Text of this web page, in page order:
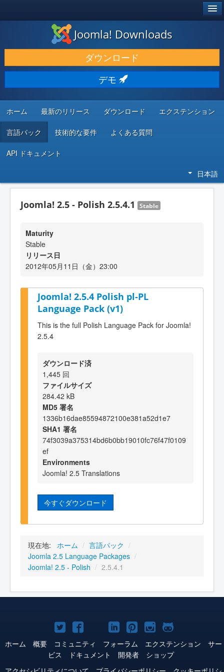
ダウンロードと機能拡張
発見と学び
コミュニティとサポート
開発者向けリソース
Joomla! Downloads
ダウンロード
デモ
ホーム 最新のリリース ダウンロード エクステンション
言語パック 技術的な要件 よくある質問
API ドキュメント
日本語
Joomla! 2.5 - Polish 2.5.4.1 Stable
Maturity
Stable
リリース日
2012年05月11日（金）23:00
Joomla! 2.5.4 Polish pl-PL
Language Pack (v1)
This is the full Polish Language Pack for Joomla!
2.5.4
ダウンロード済
1,445 回
ファイルサイズ
284.42 kB
MD5 署名
1336b16dae85594872100e381a52d1e7
SHA1 署名
74f3039a375314bd6b0bb19010fc76f47f0109
ef
Environments
Joomla! 2.5 Translations
今すぐダウンロード
現在地: ホーム / 言語パック /
Joomla 2.5 Language Packages /
Joomla! 2.5 - Polish / 2.5.4.1
Joomla!
Twitter
Joomla!
Facebook
Joomla!
YouTube
Joomla!
LinkedIn
Joomla!
Pinterest
Joomla!
Instagram
Joomla!
GitHub
ホーム 概要 コミュニティ フォーラム エクステンション
サー
ビス
ドキュメント 開発者
ショップ